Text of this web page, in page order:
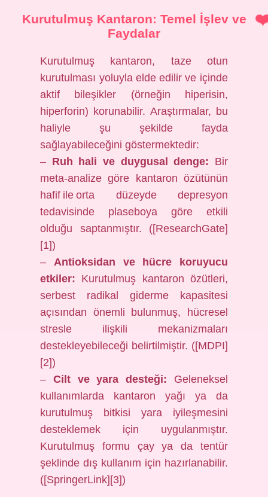
Kurutulmuş Kantaron: Temel İşlev ve
Faydalar
Kurutulmuş kantaron, taze otun
kurutulması yoluyla elde edilir ve içinde
aktif bileşikler (örneğin hiperisin,
hiperforin) korunabilir. Araştırmalar, bu
haliyle şu şekilde fayda
sağlayabileceğini göstermektedir:
– Ruh hali ve duygusal denge: Bir
meta‑analize göre kantaron özütünün
hafif ile orta düzeyde depresyon
tedavisinde plaseboya göre etkili
olduğu saptanmıştır. ([ResearchGate]
[1])
– Antioksidan ve hücre koruyucu
etkiler: Kurutulmuş kantaron özütleri,
serbest radikal giderme kapasitesi
açısından önemli bulunmuş, hücresel
stresle ilişkili mekanizmaları
destekleyebileceği belirtilmiştir. ([MDPI]
[2])
– Cilt ve yara desteği: Geleneksel
kullanımlarda kantaron yağı ya da
kurutulmuş bitkisi yara iyileşmesini
desteklemek için uygulanmıştır.
Kurutulmuş formu çay ya da tentür
şeklinde dış kullanım için hazırlanabilir.
([SpringerLink][3])